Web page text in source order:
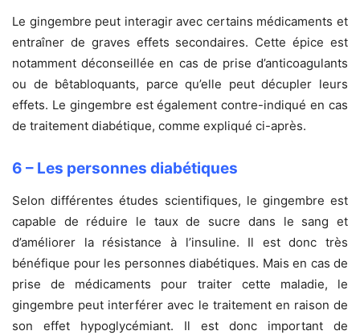
Le gingembre peut interagir avec certains médicaments et
entraîner de graves effets secondaires. Cette épice est
notamment déconseillée en cas de prise d’anticoagulants
ou de bêtabloquants, parce qu’elle peut décupler leurs
effets. Le gingembre est également contre-indiqué en cas
de traitement diabétique, comme expliqué ci-après.
6 – Les personnes diabétiques
Selon différentes études scientifiques, le gingembre est
capable de réduire le taux de sucre dans le sang et
d’améliorer la résistance à l’insuline. Il est donc très
bénéfique pour les personnes diabétiques. Mais en cas de
prise de médicaments pour traiter cette maladie, le
gingembre peut interférer avec le traitement en raison de
son effet hypoglycémiant. Il est donc important de